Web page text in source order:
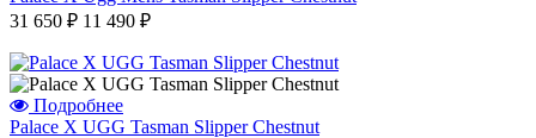
31 650 ₽ 11 490 ₽
Подробнее
Palace X UGG Tasman Slipper Chestnut